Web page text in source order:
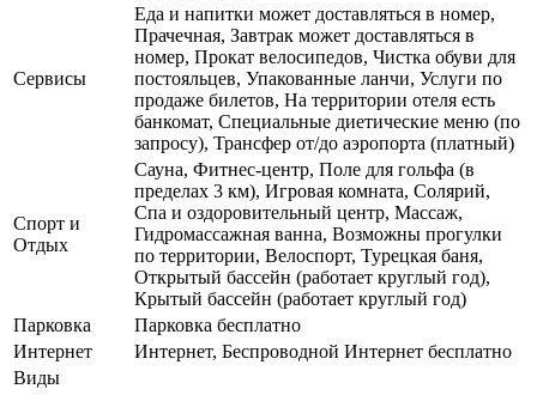
Сервисы
Еда и напитки может доставляться в номер,
Прачечная, Завтрак может доставляться в
номер, Прокат велосипедов, Чистка обуви для
постояльцев, Упакованные ланчи, Услуги по
продаже билетов, На территории отеля есть
банкомат, Специальные диетические меню (по
запросу), Трансфер от/до аэропорта (платный)
Спорт и
Отдых
Сауна, Фитнес-центр, Поле для гольфа (в
пределах 3 км), Игровая комната, Солярий,
Спа и оздоровительный центр, Массаж,
Гидромассажная ванна, Возможны прогулки
по территории, Велоспорт, Турецкая баня,
Открытый бассейн (работает круглый год),
Крытый бассейн (работает круглый год)
Парковка
Парковка бесплатно
Интернет
Интернет, Беспроводной Интернет бесплатно
Виды